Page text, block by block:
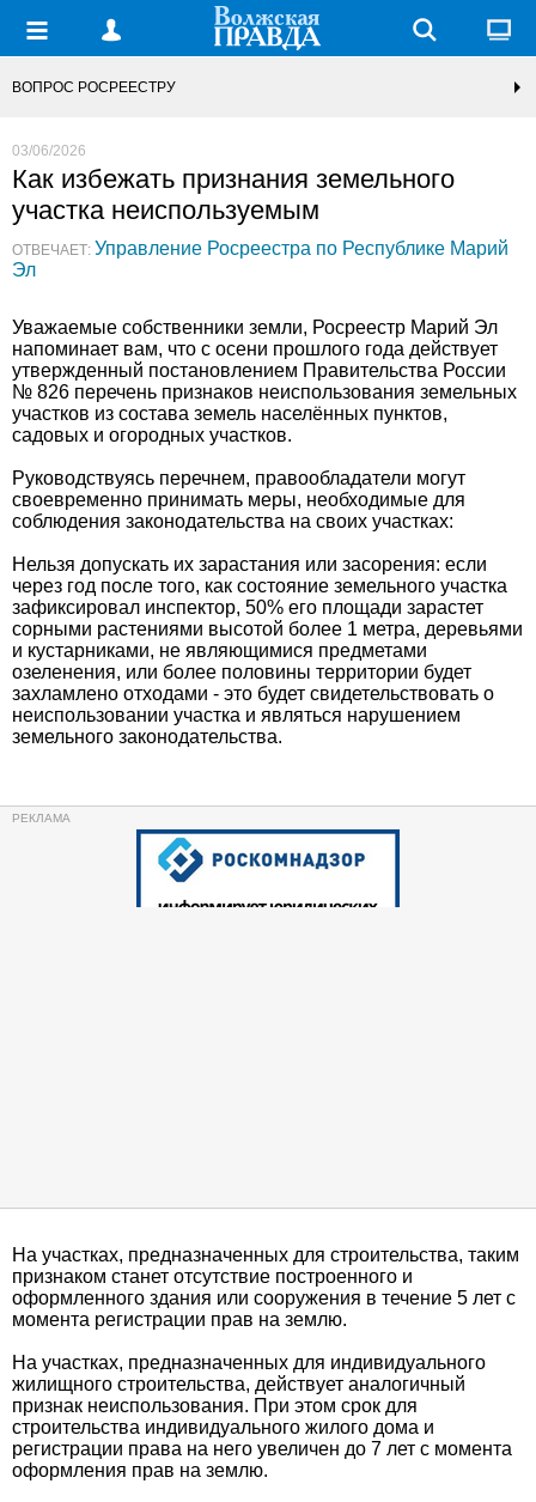
ВОПРОС РОСРЕЕСТРУ
03/06/2026
Как избежать признания земельного
участка неиспользуемым
ОТВЕЧАЕТ: Управление Росреестра по Республике Марий
Эл
Уважаемые собственники земли, Росреестр Марий Эл
напоминает вам, что с осени прошлого года действует
утвержденный постановлением Правительства России
№ 826 перечень признаков неиспользования земельных
участков из состава земель населённых пунктов,
садовых и огородных участков.
Руководствуясь перечнем, правообладатели могут
своевременно принимать меры, необходимые для
соблюдения законодательства на своих участках:
Нельзя допускать их зарастания или засорения: если
через год после того, как состояние земельного участка
зафиксировал инспектор, 50% его площади зарастет
сорными растениями высотой более 1 метра, деревьями
и кустарниками, не являющимися предметами
озеленения, или более половины территории будет
захламлено отходами - это будет свидетельствовать о
неиспользовании участка и являться нарушением
земельного законодательства.
На участках, предназначенных для строительства, таким
признаком станет отсутствие построенного и
оформленного здания или сооружения в течение 5 лет с
момента регистрации прав на землю.
На участках, предназначенных для индивидуального
жилищного строительства, действует аналогичный
признак неиспользования. При этом срок для
строительства индивидуального жилого дома и
регистрации права на него увеличен до 7 лет с момента
оформления прав на землю.